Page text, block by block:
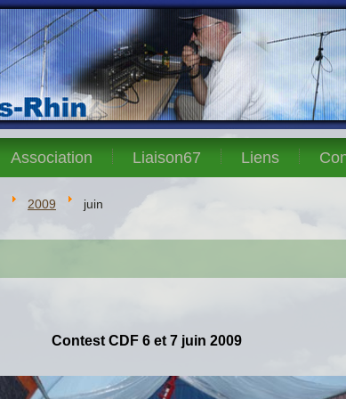
Association Liaison67 Liens
2009 juin
Contest CDF 6 et 7 juin 2009